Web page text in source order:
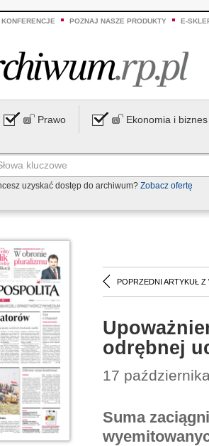
POZNAJ NASZE PRODUKTY E-
Prawo Ekonomia i biznes
uzyskać dostęp do archiwum? Zobacz ofertę
POPRZEDNI ARTYKUŁ Z
odrębnej
17
Suma